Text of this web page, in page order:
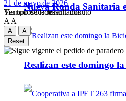
Nueva Ronda Sanitaria
Realizan este domingo
Ver todos los ressultados
21 de mayo de 2026
Tiempo de lectura: 1 minuto
A A
A
A
Reset